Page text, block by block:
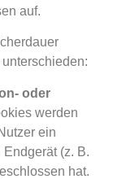
auf.
oder
werden
ein
(z. B.
hat.